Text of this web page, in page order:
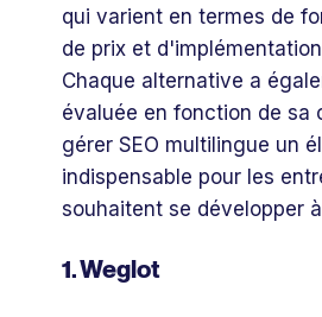
qui varient en termes de
de prix et
Chaque alternative a
évaluée en fonction de sa
gérer SEO multilingue un
indispensable pour les
souhaitent se développer
1. Weglot